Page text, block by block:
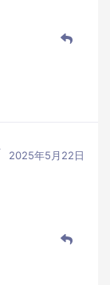
2025年5月22日